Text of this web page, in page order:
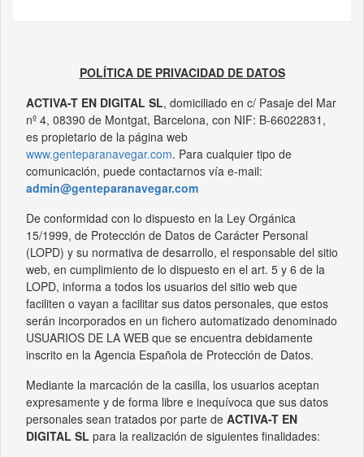
POLÍTICA DE PRIVACIDAD DE DATOS
ACTIVA-T EN DIGITAL SL, domiciliado en c/ Pasaje del Mar
nº 4, 08390 de Montgat, Barcelona, con NIF: B-66022831,
es propietario de la página web
www.genteparanavegar.com. Para cualquier tipo de
comunicación, puede contactarnos vía e-mail:
admin@genteparanavegar.com
De conformidad con lo dispuesto en la Ley Orgánica
15/1999, de Protección de Datos de Carácter Personal
(LOPD) y su normativa de desarrollo, el responsable del sitio
web, en cumplimiento de lo dispuesto en el art. 5 y 6 de la
LOPD, informa a todos los usuarios del sitio web que
faciliten o vayan a facilitar sus datos personales, que estos
serán incorporados en un fichero automatizado denominado
USUARIOS DE LA WEB que se encuentra debidamente
inscrito en la Agencia Española de Protección de Datos.
Mediante la marcación de la casilla, los usuarios aceptan
expresamente y de forma libre e inequívoca que sus datos
personales sean tratados por parte de ACTIVA-T EN
DIGITAL SL para la realización de siguientes finalidades: